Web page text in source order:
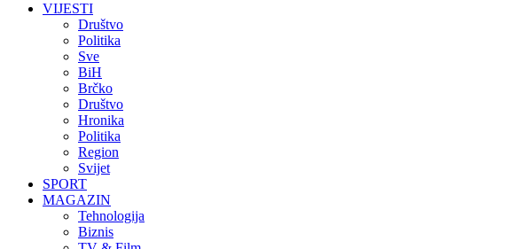
VIJESTI
Društvo
Politika
Sve
BiH
Brčko
Društvo
Hronika
Politika
Region
Svijet
SPORT
MAGAZIN
Tehnologija
Biznis